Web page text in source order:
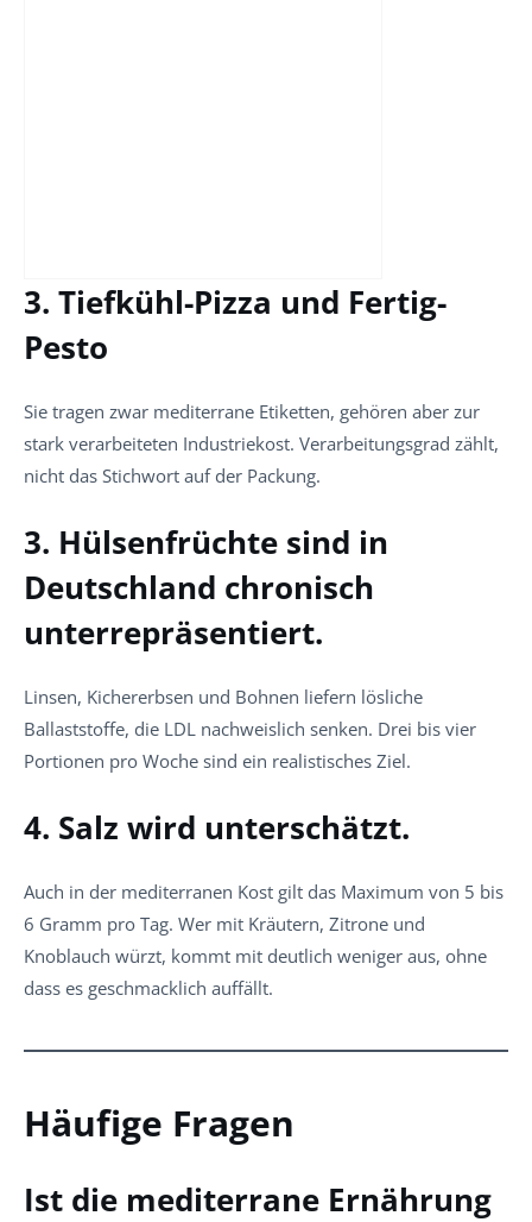
3. Tiefkühl-Pizza und Fertig-
Pesto
Sie tragen zwar mediterrane Etiketten, gehören aber zur
stark verarbeiteten Industriekost. Verarbeitungsgrad zählt,
nicht das Stichwort auf der Packung.
3. Hülsenfrüchte sind in
Deutschland chronisch
unterrepräsentiert.
Linsen, Kichererbsen und Bohnen liefern lösliche
Ballaststoffe, die LDL nachweislich senken. Drei bis vier
Portionen pro Woche sind ein realistisches Ziel.
4. Salz wird unterschätzt.
Auch in der mediterranen Kost gilt das Maximum von 5 bis
6 Gramm pro Tag. Wer mit Kräutern, Zitrone und
Knoblauch würzt, kommt mit deutlich weniger aus, ohne
dass es geschmacklich auffällt.
Häufige Fragen
Ist die mediterrane Ernährung